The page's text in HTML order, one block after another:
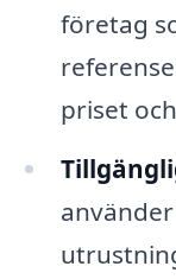
företag
priset